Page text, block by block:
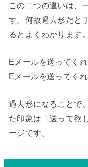
この二つの違いは、
す。何故過去形だと
るとよくわかります。
Eメールを送ってく
Eメールを送ってく
過去形になることで
た印象は「送って欲
ージです。